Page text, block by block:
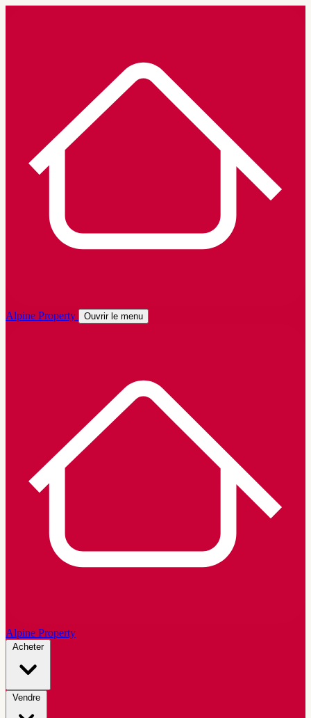
Alpine Property Ouvrir le menu
Alpine Property
Acheter
Vendre